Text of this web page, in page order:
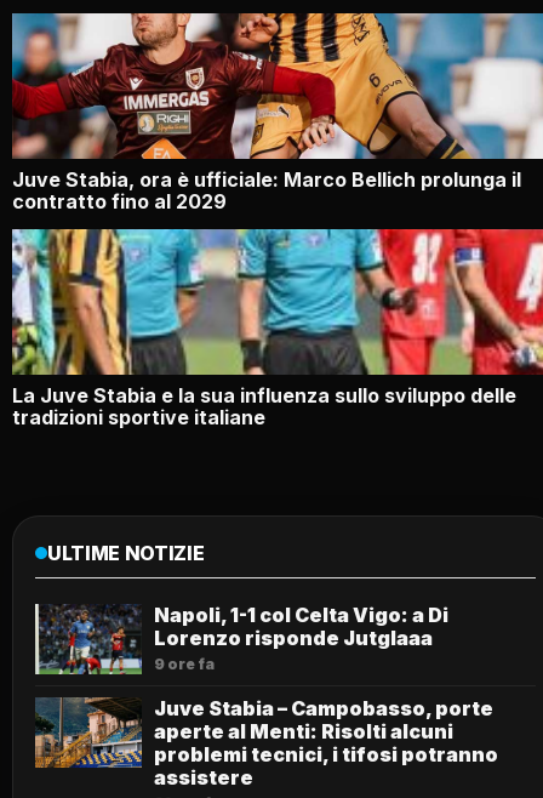
Juve Stabia, ora è ufficiale: Marco Bellich prolunga il
contratto fino al 2029
La Juve Stabia e la sua influenza sullo sviluppo delle
tradizioni sportive italiane
ULTIME NOTIZIE
Napoli, 1-1 col Celta Vigo: a Di
Lorenzo risponde Jutglaaa
9 ore fa
Juve Stabia – Campobasso, porte
aperte al Menti: Risolti alcuni
problemi tecnici, i tifosi potranno
assistere